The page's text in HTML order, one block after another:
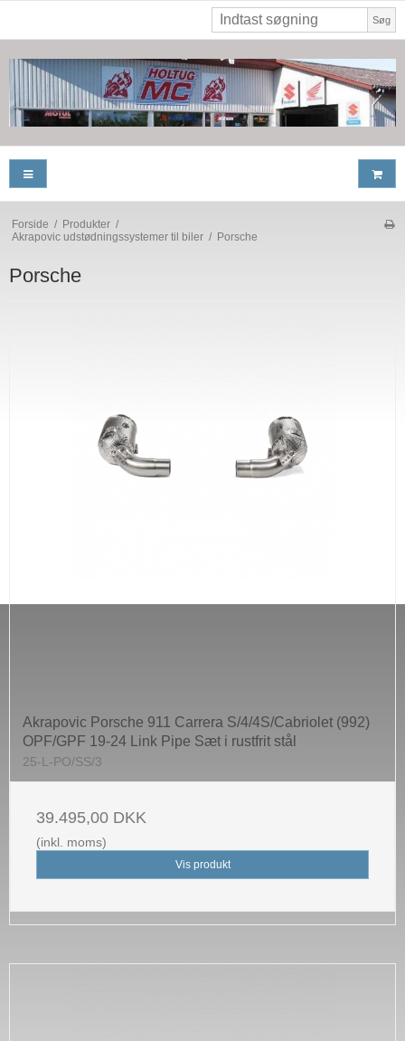
Søg
Forside / Produkter /
Akrapovic udstødningssystemer til biler / Porsche
Porsche
Akrapovic Porsche 911 Carrera S/4/4S/Cabriolet (992)
OPF/GPF 19-24 Link Pipe Sæt i rustfrit stål
25-L-PO/SS/3
39.495,00 DKK
(inkl. moms)
Vis produkt